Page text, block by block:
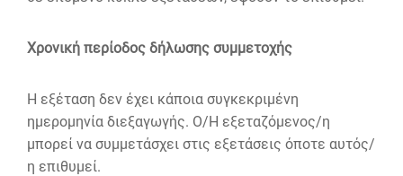
Χρονική περίοδος δήλωσης συμμετοχής
Η εξέταση δεν έχει κάποια συγκεκριμένη
ημερομηνία διεξαγωγής. Ο/Η εξεταζόμενος/η
μπορεί να συμμετάσχει στις εξετάσεις όποτε αυτός/
η επιθυμεί.